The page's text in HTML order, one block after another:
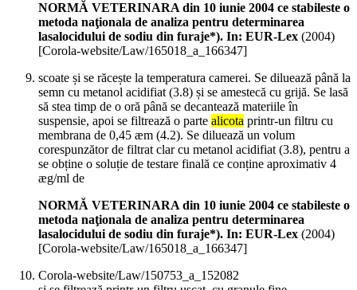
NORMĂ VETERINARA din 10 iunie 2004 ce stabileste o
metoda naţionala de analiza pentru determinarea
lasalocidului de sodiu din furaje*). In: EUR-Lex (2004)
[Corola-website/Law/165018_a_166347]
scoate și se răcește la temperatura camerei. Se diluează până la
semn cu metanol acidifiat (3.8) și se amestecă cu grijă. Se lasă
să stea timp de o oră până se decantează materiile în
suspensie, apoi se filtrează o parte alicota printr-un filtru cu
membrana de 0,45 æm (4.2). Se diluează un volum
corespunzător de filtrat clar cu metanol acidifiat (3.8), pentru a
se obține o soluție de testare finală ce conține aproximativ 4
æg/ml de
NORMĂ VETERINARA din 10 iunie 2004 ce stabileste o
metoda naţionala de analiza pentru determinarea
lasalocidului de sodiu din furaje*). In: EUR-Lex (2004)
[Corola-website/Law/165018_a_166347]
Corola-website/Law/150753_a_152082